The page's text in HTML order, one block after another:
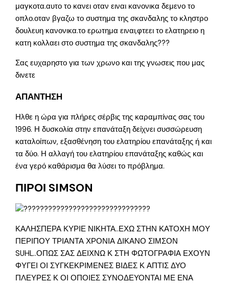
μαγκοτα.αυτο το κανει οταν ειναι κανονικα δεμενο το
οπλο.οταν βγαζω το συστημα της σκανδαλης το κληστρο
δουλευη κανονικα.το ερωτημα ειναι,φτεει το ελατηρειο η
κατη κολλαει στο συστημα της σκανδαλης???
Σας ευχαρηστο για των χρωνο και της γνωσεις που μας
δινετε
ΑΠΑΝΤΗΣΗ
Ηλθε η ώρα για πλήρες σέρβις της καραμπίνας σας του
1996. Η δυσκολία στην επανάταξη δείχνει συσσώρευση
καταλοίπων, εξασθένηση του ελατηρίου επανάταξης ή και
τα δύο. Η αλλαγή του ελατηρίου επανάταξης καθώς και
ένα γερό καθάρισμα θα λύσει το πρόβλημα.
ΠΙΡΟΙ SIMSON
ΚΑΛΗΣΠΕΡΑ ΚΥΡΙΕ ΝΙΚΗΤΑ..ΕΧΩ ΣΤΗΝ ΚΑΤΟΧΗ ΜΟΥ
ΠΕΡΙΠΟΥ ΤΡΙΑΝΤΑ ΧΡΟΝΙΑ ΔΙΚΑΝΟ ΣΙΜΣΟΝ
SUHL..ΟΠΩΣ ΣΑΣ ΔΕΙΧΝΩ Κ ΣΤΗ ΦΩΤΟΓΡΑΦΙΑ ΕΧΟΥΝ
ΦΥΓΕΙ ΟΙ ΣΥΓΚΕΚΡΙΜΕΝΕΣ ΒΙΔΕΣ Κ ΑΠΤΙΣ ΔΥΟ
ΠΛΕΥΡΕΣ Κ ΟΙ ΟΠΟΙΕΣ ΣΥΝΟΔΕΥΟΝΤΑΙ ΜΕ ΕΝΑ